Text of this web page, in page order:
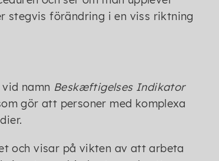
stegvis förändring i en viss riktning
namn Beskæftigelses Indikator
gör att personer med komplexa
och visar på vikten av att arbeta